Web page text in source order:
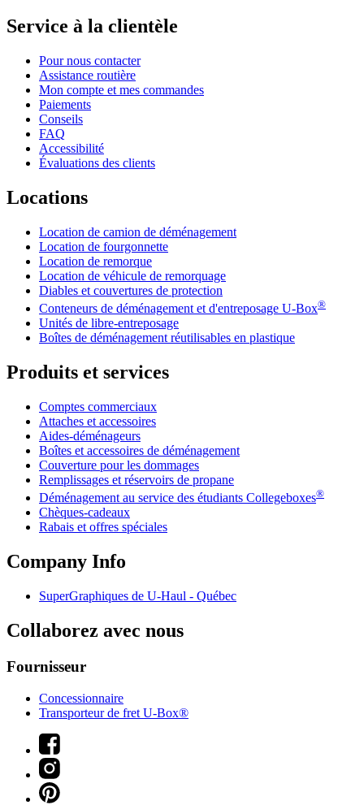
Service à la clientèle
Pour nous contacter
Assistance routière
Mon compte et mes commandes
Paiements
Conseils
FAQ
Accessibilité
Évaluations des clients
Locations
Location de camion de déménagement
Location de fourgonnette
Location de remorque
Location de véhicule de remorquage
Diables et couvertures de protection
Conteneurs de déménagement et d'entreposage U-Box®
Unités de libre-entreposage
Boîtes de déménagement réutilisables en plastique
Produits et services
Comptes commerciaux
Attaches et accessoires
Aides-déménageurs
Boîtes et accessoires de déménagement
Couverture pour les dommages
Remplissages et réservoirs de propane
Déménagement au service des étudiants Collegeboxes®
Chèques-cadeaux
Rabais et offres spéciales
Company Info
SuperGraphiques de U-Haul - Québec
Collaborez avec nous
Fournisseur
Concessionnaire
Transporteur de fret U-Box®